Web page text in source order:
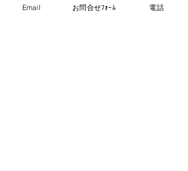
>> 他の求人を見る
Email お問合せﾌｫｰﾑ 電話